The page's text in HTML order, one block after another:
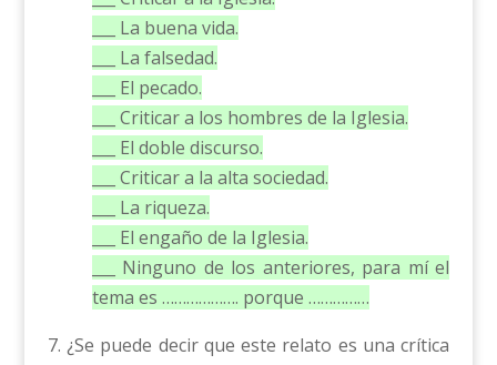
___ La buena vida.
___ La falsedad.
___ El pecado.
___ Criticar a los hombres de la Iglesia.
___ El doble discurso.
___ Criticar a la alta sociedad.
___ La riqueza.
___ El engaño de la Iglesia.
___ Ninguno de los anteriores, para mí el
tema es ………………. porque ……………
7. ¿Se puede decir que este relato es una crítica